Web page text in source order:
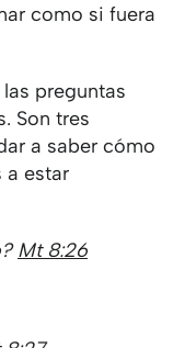
como si fuera
preguntas
Son tres
a saber cómo
a estar
Mt 8:26